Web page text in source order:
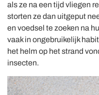
als ze na een tijd vliegen
storten ze dan uitgeput
en voedsel te zoeken na
vaak in ongebruikelijk
het helm op het strand
insecten.